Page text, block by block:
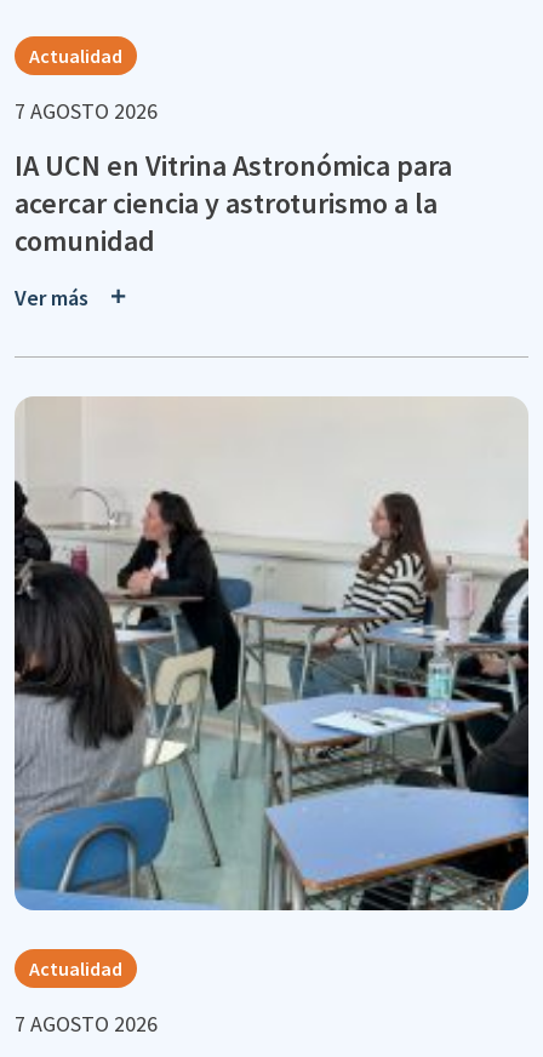
Actualidad
7 AGOSTO 2026
IA UCN en Vitrina Astronómica para
acercar ciencia y astroturismo a la
comunidad
Ver más
Actualidad
7 AGOSTO 2026